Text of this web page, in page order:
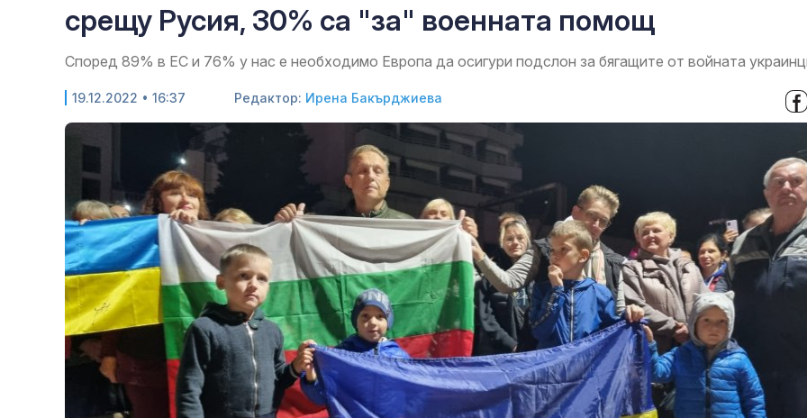
срещу Русия, 30% са "за" военната помощ
Според 89% в ЕС и 76% у нас е необходимо Европа да осигури подслон за бягащите от войната
19.12.2022 • 16:37 Редактор: Ирена Бакърджиева